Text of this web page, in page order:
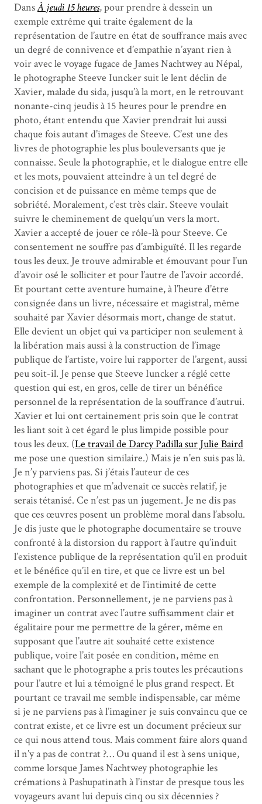
DansÀ jeudi 15 heures, pour prendre à dessein un
exemple extrême qui traite également de la
représentation de l’autre en état de souffrance mais avec
un degré de connivence et d’empathie n’ayant rien à
voir avec le voyage fugace de James Nachtwey au Népal,
le photographe Steeve Iuncker suit le lent déclin de
Xavier, malade du sida, jusqu’à la mort, en le retrouvant
nonante-cinq jeudis à 15 heures pour le prendre en
photo, étant entendu que Xavier prendrait lui aussi
chaque fois autant d’images de Steeve. C’est une des
livres de photographie les plus bouleversants que je
connaisse. Seule la photographie, et le dialogue entre elle
et les mots, pouvaient atteindre à un tel degré de
concision et de puissance en même temps que de
sobriété. Moralement, c’est très clair. Steeve voulait
suivre le cheminement de quelqu’un vers la mort.
Xavier a accepté de jouer ce rôle-là pour Steeve. Ce
consentement ne souffre pas d’ambiguïté. Il les regarde
tous les deux. Je trouve admirable et émouvant pour l’un
d’avoir osé le solliciter et pour l’autre de l’avoir accordé.
Et pourtant cette aventure humaine, à l’heure d’être
consignée dans un livre, nécessaire et magistral, même
souhaité par Xavier désormais mort, change de statut.
Elle devient un objet qui va participer non seulement à
la libération mais aussi à la construction de l’image
publique de l’artiste, voire lui rapporter de l’argent, aussi
peu soit-il. Je pense que Steeve Iuncker a réglé cette
question qui est, en gros, celle de tirer un bénéfice
personnel de la représentation de la souffrance d’autrui.
Xavier et lui ont certainement pris soin que le contrat
les liant soit à cet égard le plus limpide possible pour
tous les deux. (Le travail de Darcy Padilla sur Julie Baird
me pose une question similaire.) Mais je n’en suis pas là.
Je n’y parviens pas. Si j’étais l’auteur de ces
photographies et que m’advenait ce succès relatif, je
serais tétanisé. Ce n’est pas un jugement. Je ne dis pas
que ces œuvres posent un problème moral dans l’absolu.
Je dis juste que le photographe documentaire se trouve
confronté à la distorsion du rapport à l’autre qu’induit
l’existence publique de la représentation qu’il en produit
et le bénéfice qu’il en tire, et que ce livre est un bel
exemple de la complexité et de l’intimité de cette
confrontation. Personnellement, je ne parviens pas à
imaginer un contrat avec l’autre suffisamment clair et
égalitaire pour me permettre de la gérer, même en
supposant que l’autre ait souhaité cette existence
publique, voire l’ait posée en condition, même en
sachant que le photographe a pris toutes les précautions
pour l’autre et lui a témoigné le plus grand respect. Et
pourtant ce travail me semble indispensable, car même
si je ne parviens pas à l’imaginer je suis convaincu que ce
contrat existe, et ce livre est un document précieux sur
ce qui nous attend tous. Mais comment faire alors quand
il n’y a pas de contrat ?… Ou quand il est à sens unique,
comme lorsque James Nachtwey photographie les
crémations à Pashupatinath à l’instar de presque tous les
voyageurs avant lui depuis cinq ou six décennies ?